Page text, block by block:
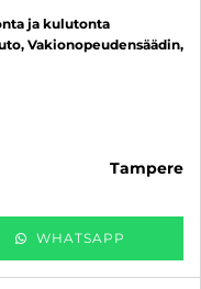
ja kulutonta
Vakionopeudensäädin,
tampere
WHATSAPP